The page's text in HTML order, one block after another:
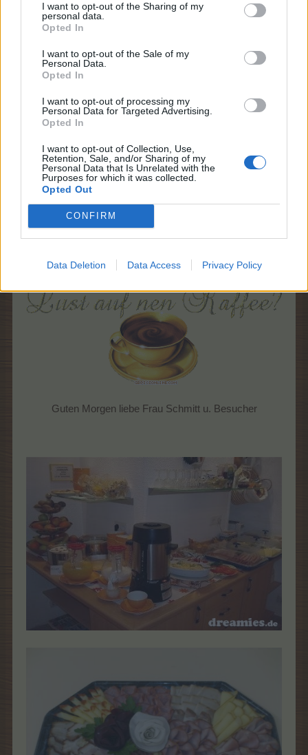
I want to opt-out of the Sharing of my
personal data.
Opted In
I want to opt-out of the Sale of my
Personal Data.
Opted In
I want to opt-out of processing my
Personal Data for Targeted Advertising.
Opted In
I want to opt-out of Collection, Use,
Retention, Sale, and/or Sharing of my
Personal Data that Is Unrelated with the
Purposes for which it was collected.
Opted Out
CONFIRM
Data Deletion Data Access Privacy Policy
lissy_kind
Lebende Forenlegende
Guten Morgen liebe Frau Schmitt u. Besucher